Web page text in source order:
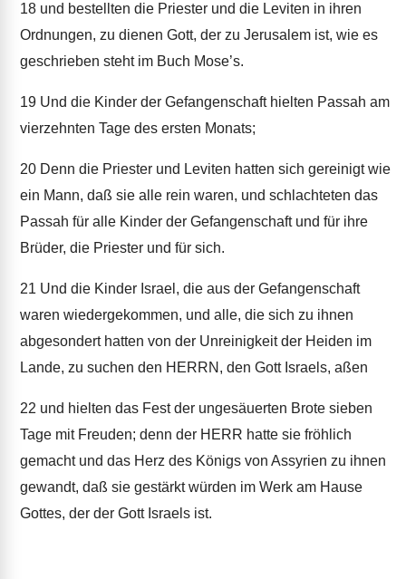
18 und bestellten die Priester und die Leviten in ihren
Ordnungen, zu dienen Gott, der zu Jerusalem ist, wie es
geschrieben steht im Buch Mose’s.
19 Und die Kinder der Gefangenschaft hielten Passah am
vierzehnten Tage des ersten Monats;
20 Denn die Priester und Leviten hatten sich gereinigt wie
ein Mann, daß sie alle rein waren, und schlachteten das
Passah für alle Kinder der Gefangenschaft und für ihre
Brüder, die Priester und für sich.
21 Und die Kinder Israel, die aus der Gefangenschaft
waren wiedergekommen, und alle, die sich zu ihnen
abgesondert hatten von der Unreinigkeit der Heiden im
Lande, zu suchen den HERRN, den Gott Israels, aßen
22 und hielten das Fest der ungesäuerten Brote sieben
Tage mit Freuden; denn der HERR hatte sie fröhlich
gemacht und das Herz des Königs von Assyrien zu ihnen
gewandt, daß sie gestärkt würden im Werk am Hause
Gottes, der der Gott Israels ist.